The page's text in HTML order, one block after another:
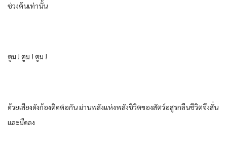
ช่วงต้น​เท่านั้น​
ตูม​ ! ตูม​ ! ตูม​ !
ด้วย​เสียง​ดังก้อง​ติดต่อกัน​ ม่าน​พลัง​แห่ง​พลัง​ชีวิต​ของ​สัตว์​อสูร​กลืน​ชีวิต​จึงสั่น​
และ​มืด​ลง​